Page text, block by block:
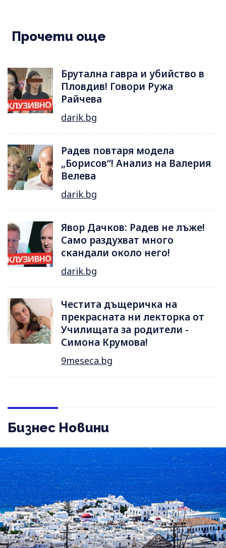
Прочети още
Брутална гавра и убийство в
Пловдив! Говори Ружа
Райчева
darik.bg
Радев повтаря модела
„Борисов“! Анализ на Валерия
Велева
darik.bg
Явор Дачков: Радев не лъже!
Само раздухват много
скандали около него!
darik.bg
Честита дъщеричка на
прекрасната ни лекторка от
Училищата за родители -
Симона Крумова!
9meseca.bg
Бизнес Новини